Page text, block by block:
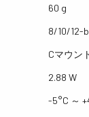
60 g
8/10/12-
Cマウン
2.88 W
-5°C ～